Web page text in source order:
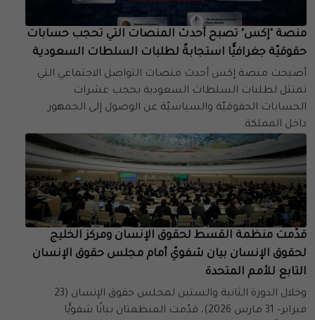
منصة "إكس" تصبح أحدث المنصات التي تحجب حسابات
حقوقيّة جغرافيًّا استجابةً لطلبات السلطات السعودية
أصبحت منصة إكس أحدث منصات التواصل الاجتماعي التي
تمتثل لطلبات السلطات السعودية بحجب عشرات
الحسابات الحقوقيّة والسياسيّة عن الوصول إلى الجمهور
داخل المملكة.
قدّمت منظمة القسط لحقوق الإنسان ومركز الخليج
لحقوق الإنسان بيان شفويّ أمام مجلس حقوق الإنسان
التابع للأمم المتحدة
وخلال الدورة الثانية والستين لمجلس حقوق الإنسان (23
فبراير– 31 مارس 2026)، قدّمت المنظمتان بيانًا شفويًّا